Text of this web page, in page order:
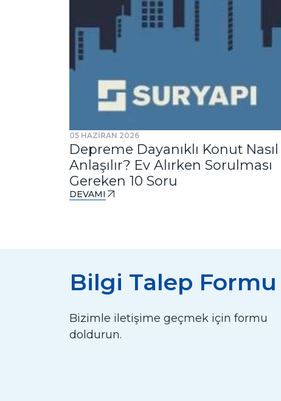
05 HAZİRAN 2026
Depreme Dayanıklı Konut Nasıl
Anlaşılır? Ev Alırken Sorulması
Gereken 10 Soru
DEVAMI
Bilgi Talep Formu
Bizimle iletişime geçmek için formu
doldurun.